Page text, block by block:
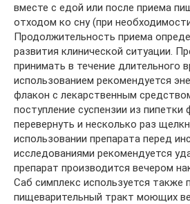
вместе с едой или после приема
отходом ко сну (при
Продолжительность приема
развития клинической ситуации.
принимать в течение длительного
использованием рекомендуется
флакон с лекарственным
поступление суспензии из
перевернуть и несколько раз
использовании препарата перед
исследованиями рекомендуется
препарат производится вечером
Саб симплекс используется также
пищеварительный тракт моющих